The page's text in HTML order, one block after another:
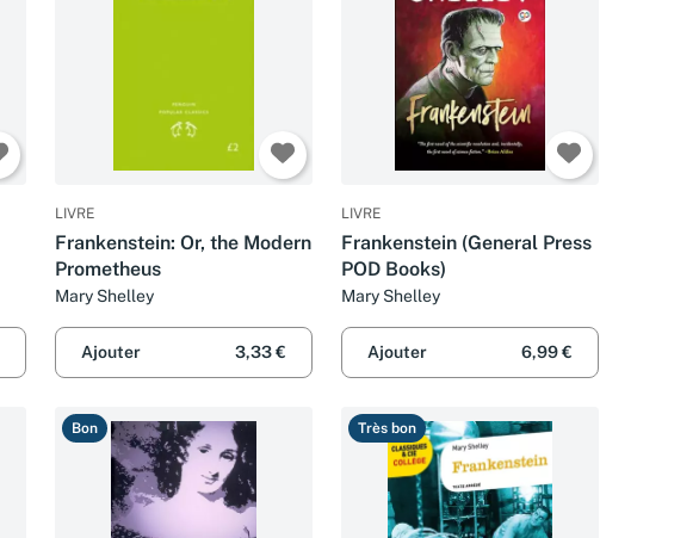
LIVRE
Frankenstein: Or, the Modern
Prometheus
Mary Shelley
Ajouter 3,33 €
LIVRE
Frankenstein (General Press
POD Books)
Mary Shelley
Ajouter 6,99 €
Bon Très bon